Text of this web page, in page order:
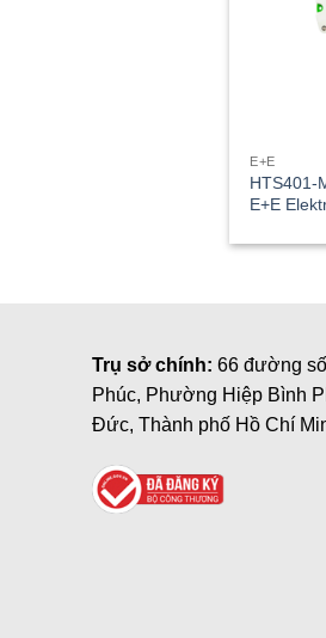
E+E
HTS401-
E+E
Trụ sở chính: 66 đường
Phúc, Phường Hiệp Bình
Đức, Thành phố Hồ Chí